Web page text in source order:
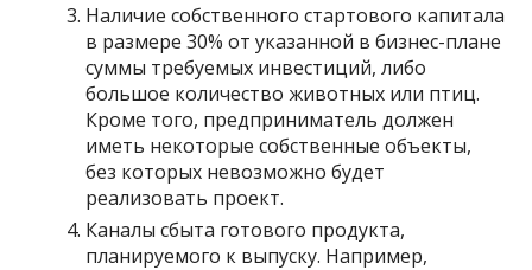
Наличие собственного стартового капитала
в размере 30% от указанной в бизнес-плане
суммы требуемых инвестиций, либо
большое количество животных или птиц.
Кроме того, предприниматель должен
иметь некоторые собственные объекты,
без которых невозможно будет
реализовать проект.
Каналы сбыта готового продукта,
планируемого к выпуску. Например,